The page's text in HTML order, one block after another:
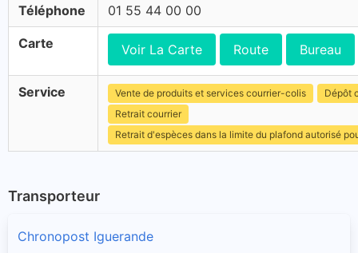
Téléphone 01 55 44 00 00
Carte Voir La Carte Route Bureau
Service Vente de produits et services courrier-colis
Dépôt
Retrait courrier
Retrait d'espèces dans la limite du plafond autorisé
Transporteur
Chronopost Iguerande